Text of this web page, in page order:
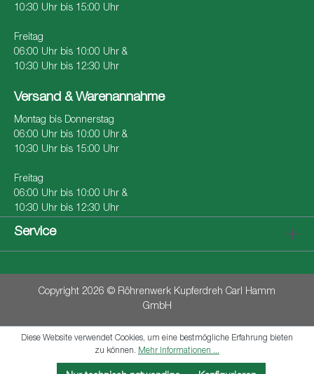
10:30 Uhr bis 15:00 Uhr
Freitag
06:00 Uhr bis 10:00 Uhr &
10:30 Uhr bis 12:30 Uhr
Versand & Warenannahme
Montag bis Donnerstag
06:00 Uhr bis 10:00 Uhr &
10:30 Uhr bis 15:00 Uhr
Freitag
06:00 Uhr bis 10:00 Uhr &
10:30 Uhr bis 12:30 Uhr
Service
Copyright 2026 © Röhrenwerk Kupferdreh Carl Hamm
GmbH
Diese Website verwendet Cookies, um eine bestmögliche Erfahrung bieten
zu können. Mehr Informationen ...